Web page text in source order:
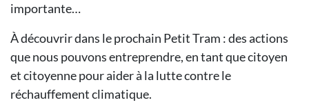
importante…
À découvrir dans le prochain Petit Tram : des actions
que nous pouvons entreprendre, en tant que citoyen
et citoyenne pour aider à la lutte contre le
réchauffement climatique.